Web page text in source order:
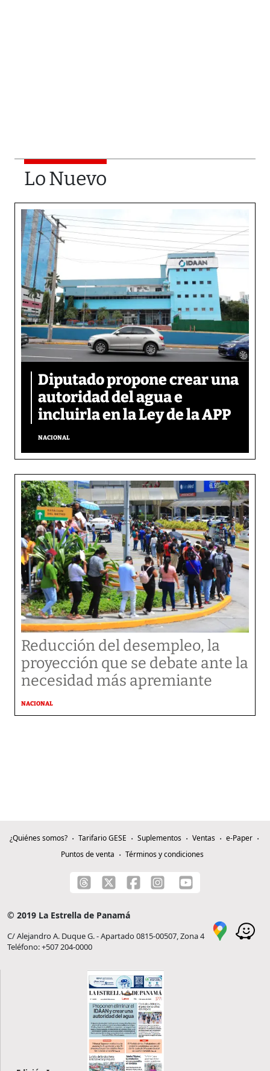
Lo Nuevo
Diputado propone crear una
autoridad del agua e
incluirla en la Ley de la APP
NACIONAL
Reducción del desempleo, la
proyección que se debate ante la
necesidad más apremiante
NACIONAL
¿Quiénes somos? Tarifario GESE Suplementos Ventas
e-Paper
Puntos de venta
Términos y condiciones
© 2019 La Estrella de Panamá
C/ Alejandro A. Duque G. - Apartado 0815-00507, Zona 4
Teléfono: +507 204-0000